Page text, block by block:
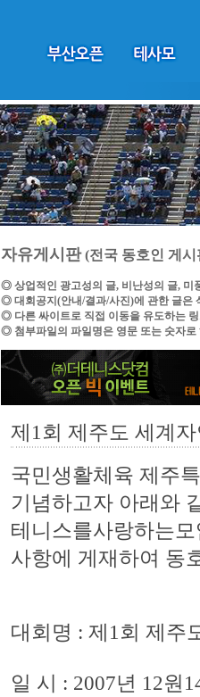
자유게시판(전국 동호인 게시
◎ 상업적인 광고성의 글, 비난성의 글, 미
◎ 대회공지(안내/결과/사진)에 관한 글은
◎ 다른 싸이트로 직접 이동을 유도하는
◎ 첨부파일의 파일명은 영문 또는 숫자로
제1회 제주도 세계
국민생활체육 제주
기념하고자 아래와
테니스를사랑하는
사항에 게재하여 동
대회명 : 제1회 제주
일 시 : 2007년 12원